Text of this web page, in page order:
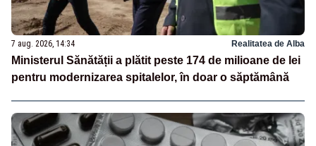
7 aug. 2026, 14:34 Realitatea de Alba
Ministerul Sănătății a plătit peste 174 de milioane de lei
pentru modernizarea spitalelor, în doar o săptămână